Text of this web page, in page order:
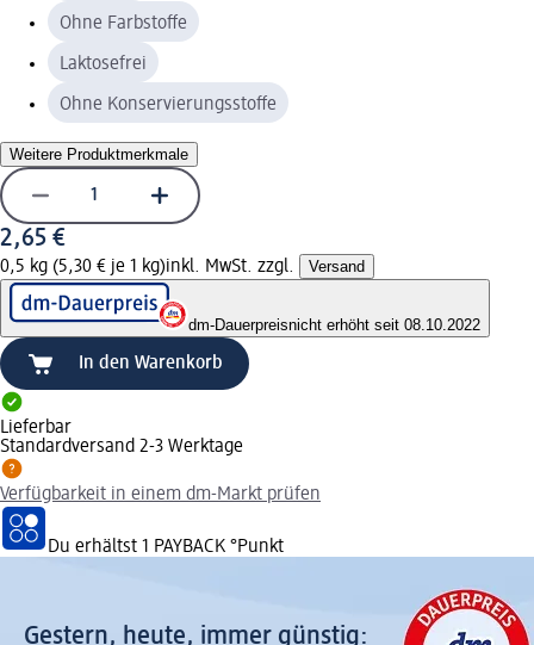
Ohne Farbstoffe
Laktosefrei
Ohne Konservierungsstoffe
Weitere Produktmerkmale
2,65 €
0,5 kg (5,30 € je 1 kg)inkl. MwSt. zzgl. Versand
dm-Dauerpreisnicht erhöht seit 08.10.2022
In den Warenkorb
Lieferbar
Standardversand 2-3 Werktage
Verfügbarkeit in einem dm-Markt prüfen
Du erhältst 1 PAYBACK °Punkt
Gestern, heute, immer günstig: